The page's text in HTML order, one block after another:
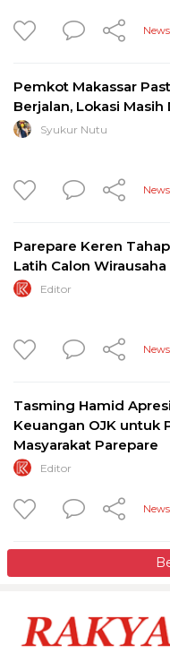
News
Pemkot Makassar
Berjalan, Lokasi
Syukur Nutu
News
Parepare Keren
Latih Calon Wirausaha
Editor
News
Tasming Hamid
Keuangan OJK untuk
Masyarakat Parepare
Editor
News